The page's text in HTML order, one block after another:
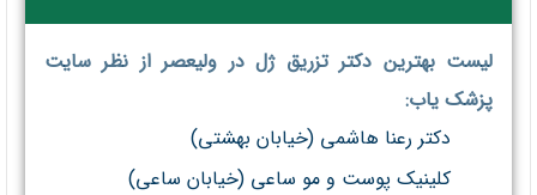
لیست بهترین دکتر تزریق ژل در ولیعصر از نظر سایت
پزشک یاب:
دکتر رعنا هاشمی (خیابان بهشتی)
کلینیک پوست و مو ساعی (خیابان ساعی)